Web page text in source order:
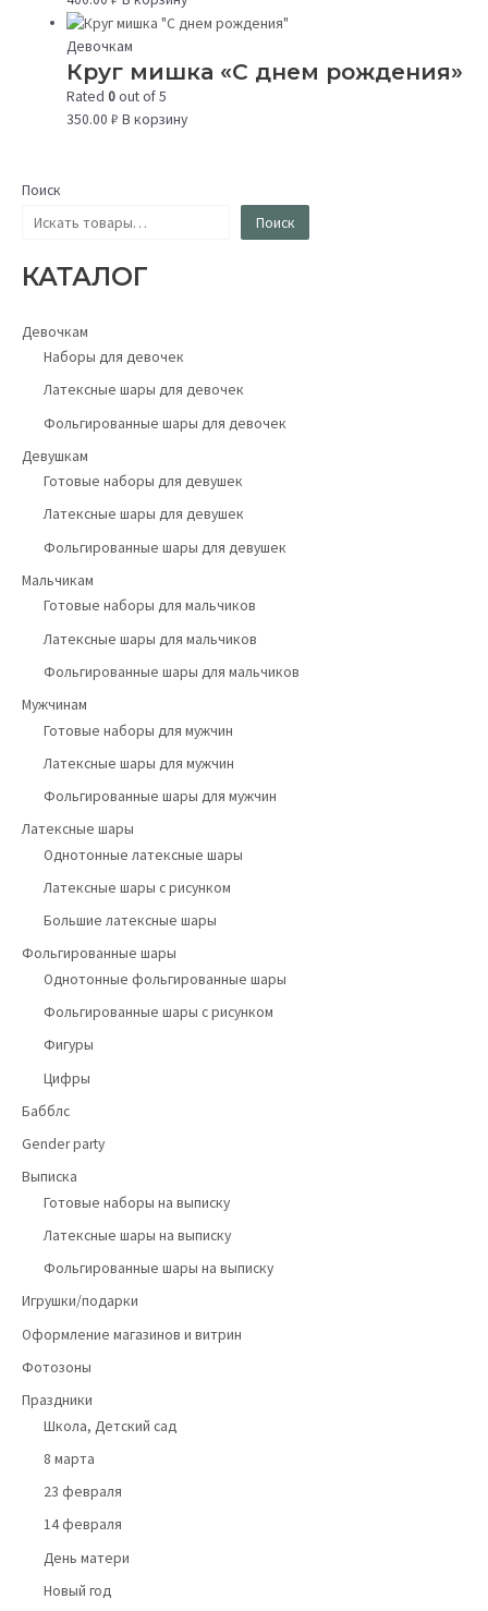
Поиск
Поиск
КАТАЛОГ
Девочкам
Наборы для девочек
Латексные шары для девочек
Фольгированные шары для девочек
Девушкам
Готовые наборы для девушек
Латексные шары для девушек
Фольгированные шары для девушек
Мальчикам
Готовые наборы для мальчиков
Латексные шары для мальчиков
Фольгированные шары для мальчиков
Мужчинам
Готовые наборы для мужчин
Латексные шары для мужчин
Фольгированные шары для мужчин
Латексные шары
Однотонные латексные шары
Латексные шары с рисунком
Большие латексные шары
Фольгированные шары
Однотонные фольгированные шары
Фольгированные шары с рисунком
Фигуры
Цифры
Бабблс
Gender party
Выписка
Готовые наборы на выписку
Латексные шары на выписку
Фольгированные шары на выписку
Игрушки/подарки
Оформление магазинов и витрин
Фотозоны
Праздники
Школа, Детский сад
8 марта
23 февраля
14 февраля
День матери
Новый год
Девочкам
Круг мишка «С днем рождения»
Rated0out of 5
350.00₽ В корзину